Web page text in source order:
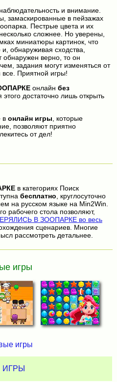
и внимание.
замаскированные в пейзажах
Пестрые цвета и их
сложнее. Но уверены,
миниатюры картинок, что
обнаруживая сходства,
верно, то он
задания могут изменяться от
Приятной игры!
онлайн без
этого достаточно лишь открыть
в онлайн игры, которые
позволяют приятно
от дел!
в категориях Поиск
бесплатно , круглосуточно
на русском языке на Min2Win.
рабочего стола позволяют,
В ЗООПАРКЕ во весь
сценариев. Многие
рассмотреть детальнее.
игры
игры
ИГРЫ